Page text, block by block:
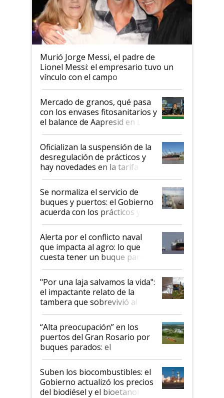
Murió Jorge Messi, el padre de
Lionel Messi: el empresario tuvo un
vínculo con el campo
Mercado de granos, qué pasa
con los envases fitosanitarios y
el balance de Aapresid en La
Posta
Oficializan la suspensión de la
desregulación de prácticos y
hay novedades en la tarifa de
la hidrovía
Se normaliza el servicio de
buques y puertos: el Gobierno
acuerda con los prácticos y
suspende el decreto de
desregulación
Alerta por el conflicto naval
que impacta al agro: lo que
cuesta tener un buque parado
y el peligro de que Argentina
pase a ser "país sucio"
"Por una laja salvamos la vida":
el impactante relato de la
tambera que sobrevivió al
tornado
“Alta preocupación” en los
puertos del Gran Rosario por
buques parados: el
funcionamiento de las
exportadoras en tensión tras
la medida de fuerza de los
prácticos
Suben los biocombustibles: el
Gobierno actualizó los precios
del biodiésel y el bioetanol